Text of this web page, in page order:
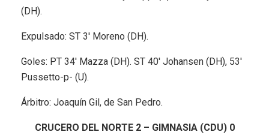
(DH).
Expulsado: ST 3′ Moreno (DH).
Goles: PT 34′ Mazza (DH). ST 40′ Johansen (DH), 53′
Pussetto-p- (U).
Árbitro: Joaquín Gil, de San Pedro.
CRUCERO DEL NORTE 2 – GIMNASIA (CDU) 0